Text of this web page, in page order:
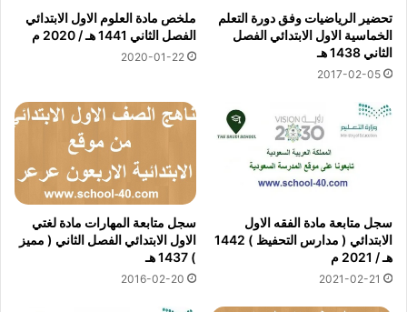
تحضير الرياضيات وفق دورة التعلم
الخماسية الاول الابتدائي الفصل
الثاني 1438 هـ
2017-02-05
ملخص مادة العلوم الاول الابتدائي
الفصل الثاني 1441 هـ / 2020 م
2020-01-22
سجل متابعة مادة الفقه الاول
الابتدائي ( مدارس التحفيظ ) 1442
هـ / 2021 م
2021-02-21
سجل متابعة المهارات مادة لغتي
الاول الابتدائي الفصل الثاني ( مميز
) 1437 هـ
2016-02-20